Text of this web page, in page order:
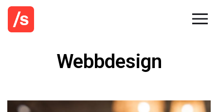
Webbdesign